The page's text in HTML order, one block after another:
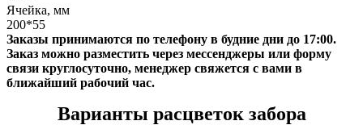
Ячейка, мм
200*55
Заказы принимаются по телефону в будние дни до 17:00.
Заказ можно разместить через мессенджеры или форму
связи круглосуточно, менеджер свяжется с вами в
ближайший рабочий час.
Варианты расцветок забора